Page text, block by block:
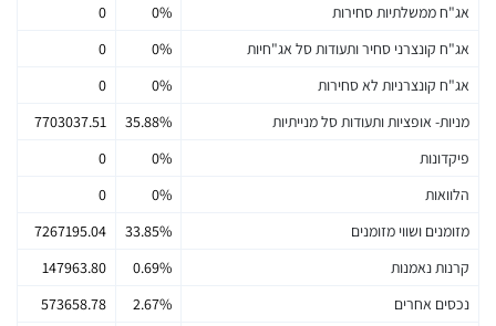
אג"ח ממשלתיות סחירות 0%
0
אג"ח קונצרני סחיר ותעודות סל אג"חיות
0%
0
אג"ח קונצרניות לא סחירות
0%
0
מניות- אופציות ותעודות סל מנייתיות
35.88%
7703037.51
פיקדונות
0%
0
הלוואות
0%
0
מזומנים ושווי מזומנים
33.85%
7267195.04
קרנות נאמנות
0.69%
147963.80
נכסים אחרים
2.67%
573658.78